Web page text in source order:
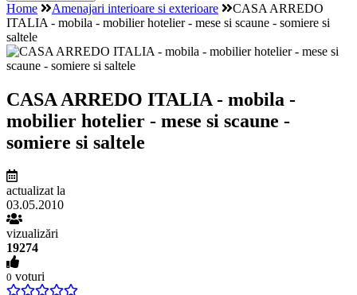
Home Amenajari interioare si exterioare
CASA ARREDO
ITALIA - mobila - mobilier hotelier - mese si scaune - somiere si
saltele
CASA ARREDO ITALIA - mobila -
mobilier hotelier - mese si scaune -
somiere si saltele
actualizat la
03.05.2010
vizualizări
19274
0 voturi